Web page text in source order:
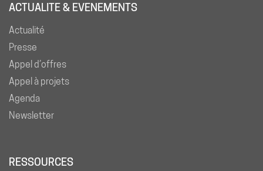
ACTUALITE & EVENEMENTS
Actualité
Presse
Appel d’offres
Appel à projets
Agenda
Newsletter
RESSOURCES